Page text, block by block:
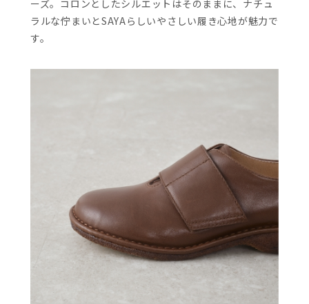
ーズ。コロンとしたシルエットはそのままに、ナチュ
ラルな佇まいとSAYAらしいやさしい履き心地が魅力で
す。